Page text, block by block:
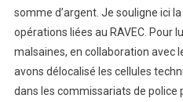
somme d’argent. Je souligne ici
opérations liées au RAVEC. Pour
malsaines, en collaboration avec
avons délocalisé les cellules
dans les commissariats de police